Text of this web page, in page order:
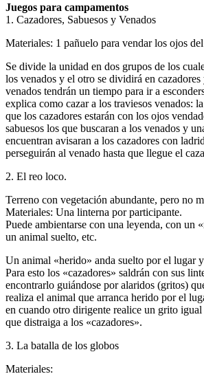
Juegos para campamentos
1. Cazadores, Sabuesos y Venados
Materiales: 1 pañuelo para vendar los ojos
Se divide la unidad en dos grupos de los
los venados y el otro se dividirá en cazadores
venados tendrán un tiempo para ir a
explica como cazar a los traviesos venados:
que los cazadores estarán con los ojos
sabuesos los que buscaran a los venados y
encuentran avisaran a los cazadores con
perseguirán al venado hasta que llegue el
2. El reo loco.
Terreno con vegetación abundante, pero no
Materiales: Una linterna por participante.
Puede ambientarse con una leyenda, con un
un animal suelto, etc.
Un animal «herido» anda suelto por el lugar
Para esto los «cazadores» saldrán con sus
encontrarlo guiándose por alaridos (gritos)
realiza el animal que arranca herido por el
en cuando otro dirigente realice un grito
que distraiga a los «cazadores».
3. La batalla de los globos
Materiales: